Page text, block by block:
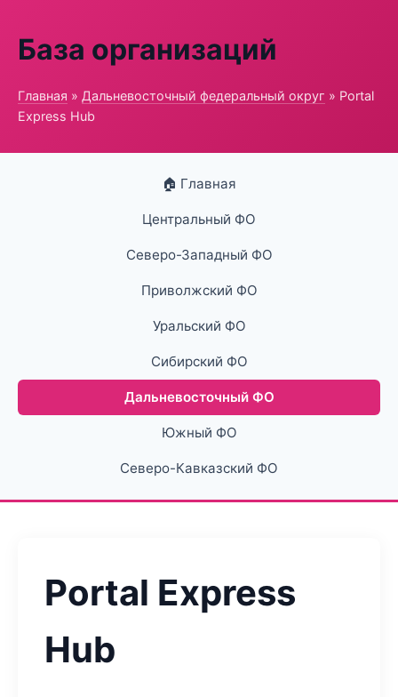
База организаций
Главная » Дальневосточный федеральный округ » Portal
Express Hub
🏠 Главная
Центральный ФО
Северо-Западный ФО
Приволжский ФО
Уральский ФО
Сибирский ФО
Дальневосточный ФО
Южный ФО
Северо-Кавказский ФО
Portal Express
Hub